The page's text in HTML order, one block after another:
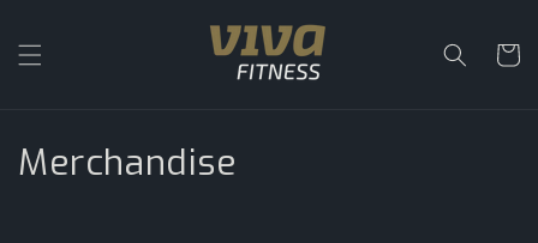
Inhalt
K
Merchandise